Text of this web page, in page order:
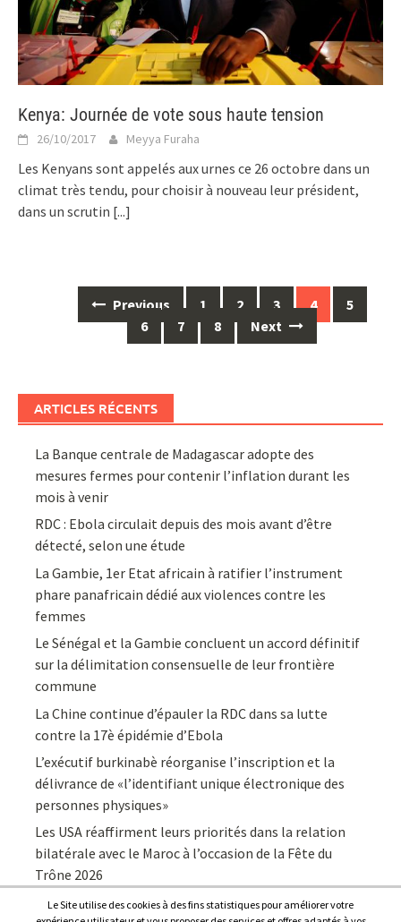
Kenya: Journée de vote sous haute tension
26/10/2017 Meyya Furaha
Les Kenyans sont appelés aux urnes ce 26 octobre dans un
climat très tendu, pour choisir à nouveau leur président,
dans un scrutin [...]
navigation
Previous 1 2 3 4
5
6
7 8 Next
ARTICLES RÉCENTS
La Banque centrale de Madagascar adopte des
mesures fermes pour contenir l’inflation durant les
mois à venir
RDC : Ebola circulait depuis des mois avant d’être
détecté, selon une étude
La Gambie, 1er Etat africain à ratifier l’instrument
phare panafricain dédié aux violences contre les
femmes
Le Sénégal et la Gambie concluent un accord définitif
sur la délimitation consensuelle de leur frontière
commune
La Chine continue d’épauler la RDC dans sa lutte
contre la 17è épidémie d’Ebola
L’exécutif burkinabè réorganise l’inscription et la
délivrance de «l’identifiant unique électronique des
personnes physiques»
Les USA réaffirment leurs priorités dans la relation
bilatérale avec le Maroc à l’occasion de la Fête du
Trône 2026
Le Site utilise des cookies à des fins statistiques pour améliorer votre